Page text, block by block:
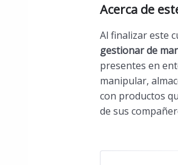
Acerca de
Al finalizar este
gestionar de
presentes en
manipular,
con productos
de sus